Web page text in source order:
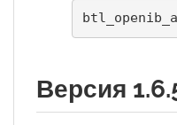
Версия